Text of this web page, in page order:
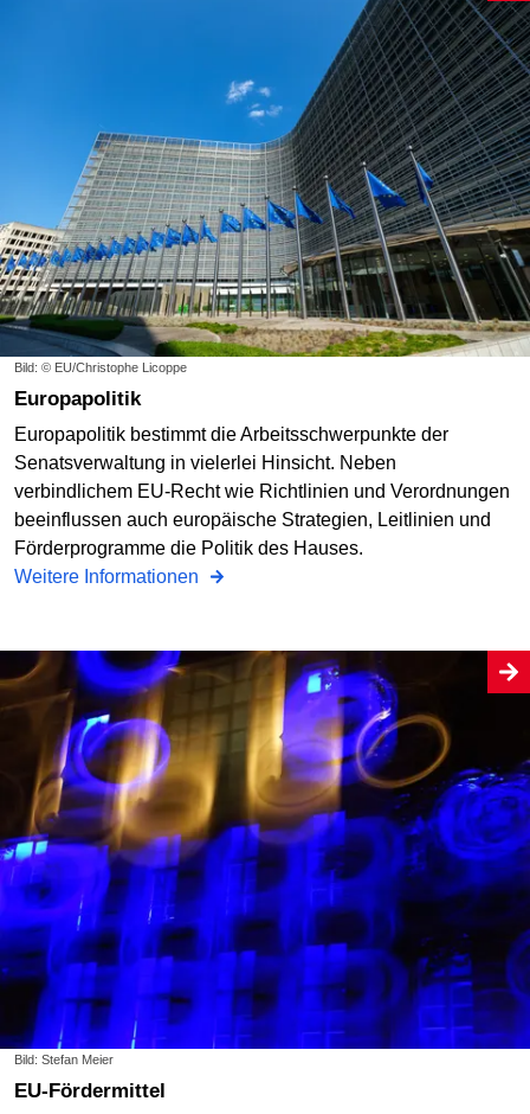
Bild: © EU/Christophe Licoppe
Europapolitik
Europapolitik bestimmt die Arbeitsschwerpunkte der
Senatsverwaltung in vielerlei Hinsicht. Neben
verbindlichem EU-Recht wie Richtlinien und Verordnungen
beeinflussen auch europäische Strategien, Leitlinien und
Förderprogramme die Politik des Hauses.
Weitere Informationen
Bild: Stefan Meier
EU-Fördermittel